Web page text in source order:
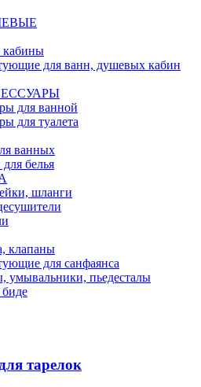
для ванн, душевых кабин
для ванной
для туалета
ванных
белья
шланги
клапаны
для санфаянса
умывальники, пьедесталы
тарелок